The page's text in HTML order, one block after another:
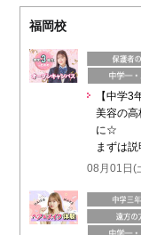
福岡校
【中学3
美容の
に☆
まずは
08月01日(